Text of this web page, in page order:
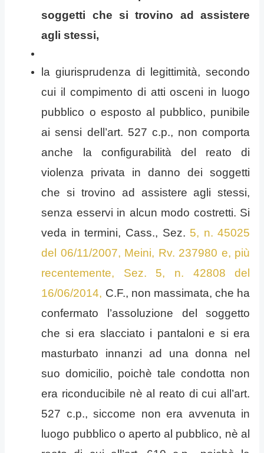
soggetti che si trovino ad assistere
agli stessi,
la giurisprudenza di legittimità, secondo
cui il compimento di atti osceni in luogo
pubblico o esposto al pubblico, punibile
ai sensi dell’art. 527 c.p., non comporta
anche la configurabilità del reato di
violenza privata in danno dei soggetti
che si trovino ad assistere agli stessi,
senza esservi in alcun modo costretti. Si
veda in termini, Cass., Sez. 5, n. 45025
del 06/11/2007, Meini, Rv. 237980 e, più
recentemente, Sez. 5, n. 42808 del
16/06/2014, C.F., non massimata, che ha
confermato l’assoluzione del soggetto
che si era slacciato i pantaloni e si era
masturbato innanzi ad una donna nel
suo domicilio, poichè tale condotta non
era riconducibile nè al reato di cui all’art.
527 c.p., siccome non era avvenuta in
luogo pubblico o aperto al pubblico, nè al